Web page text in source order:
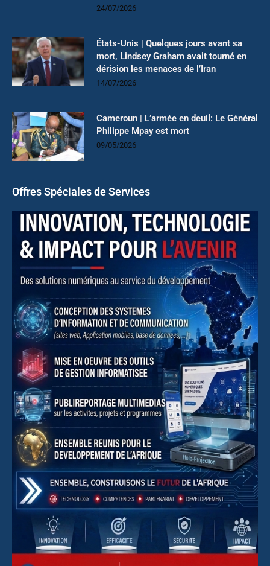
24/07/2026
États-Unis | Quelques jours avant sa
mort, Lindsey Graham avait tourné en
dérision les menaces de l’Iran
14/07/2026
Cameroun | L’armée en deuil: Le Général
Philippe Mpay est mort
09/05/2026
Offres Spéciales de Services